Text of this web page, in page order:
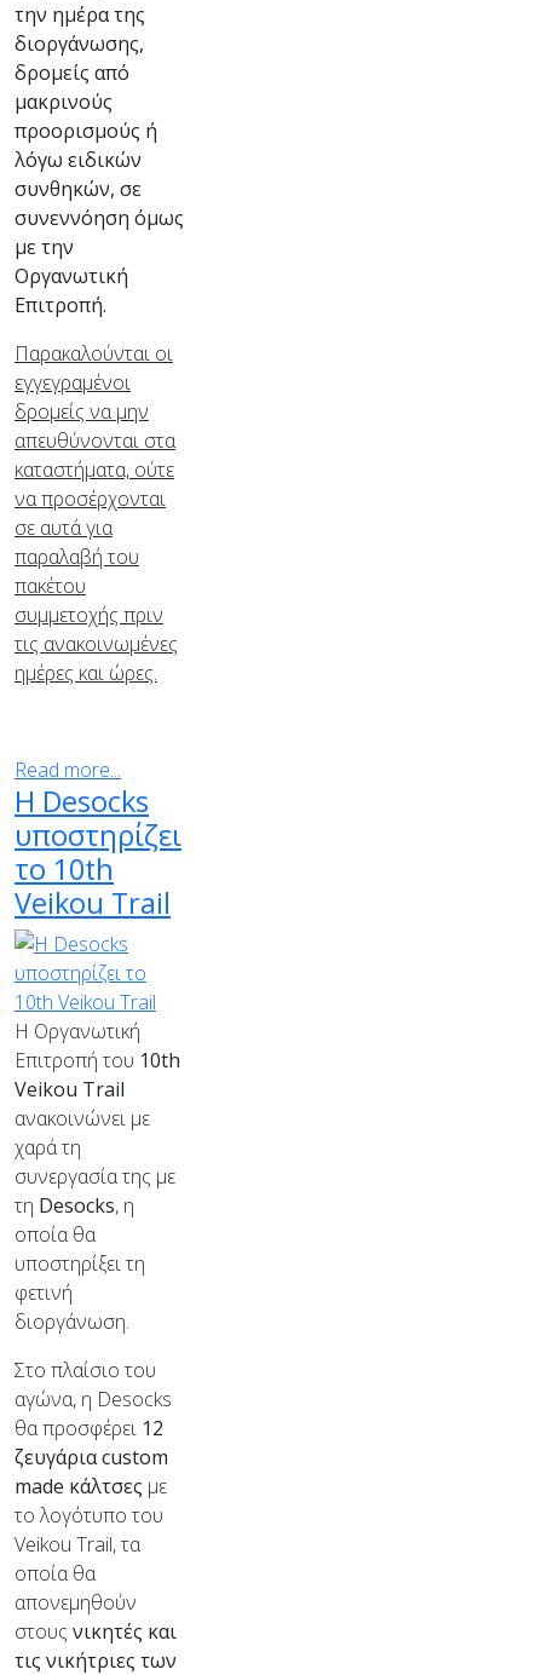
την ημέρα της
διοργάνωσης,
δρομείς από
μακρινούς
προορισμούς ή
λόγω ειδικών
συνθηκών, σε
συνεννόηση όμως
με την
Οργανωτική
Επιτροπή.
Παρακαλούνται οι
εγγεγραμένοι
δρομείς να μην
απευθύνονται στα
καταστήματα, ούτε
να προσέρχονται
σε αυτά για
παραλαβή του
πακέτου
συμμετοχής πριν
τις ανακοινωμένες
ημέρες και ώρες.
Read more...
Η Desocks
υποστηρίζει
το 10th
Veikou Trail
Η Οργανωτική
Επιτροπή του 10th
Veikou Trail
ανακοινώνει με
χαρά τη
συνεργασία της με
τη Desocks, η
οποία θα
υποστηρίξει τη
φετινή
διοργάνωση.
Στο πλαίσιο του
αγώνα, η Desocks
θα προσφέρει 12
ζευγάρια custom
made κάλτσες με
το λογότυπο του
Veikou Trail, τα
οποία θα
απονεμηθούν
στους νικητές και
τις νικήτριες των